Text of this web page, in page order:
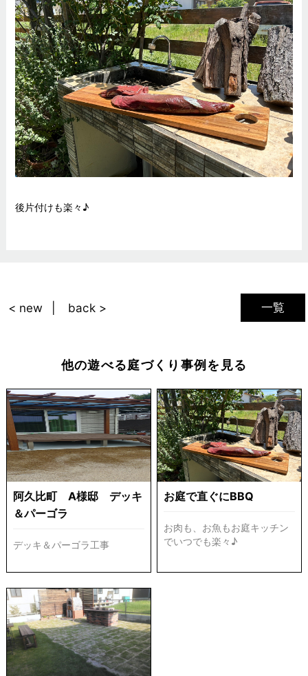
後片付けも楽々♪
一覧
< new back >
他の遊べる庭づくり事例を見る
阿久比町 A様邸 デッキ
＆パーゴラ
デッキ＆パーゴラ工事
お庭で直ぐにBBQ
お肉も、お魚もお庭キッチン
でいつでも楽々♪